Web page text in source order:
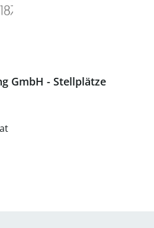
GmbH - Stellplätze